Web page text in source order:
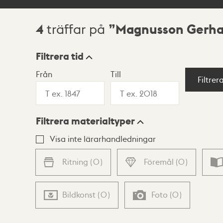
Sökresultat
4 träffar på Magnusson
Visningsläge
Lista Karta
Filtrera tid
Från Till
Filtrera materialtyper
Visa inte lärarhandledningar
Ritning (0) Föremål (0)
Bildkonst (0) Foto (0)